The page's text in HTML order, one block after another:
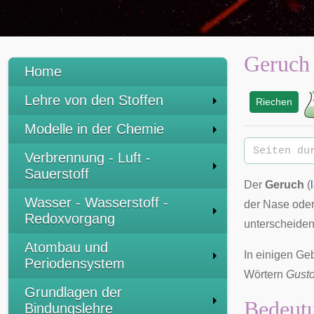
Home
Lehre von den Stoffen
Modelle in der Chemie
Verbrennung - Luft -
Sauerstoff
Wasser - Wasserstoff -
Redoxvorgang
Atombau und
Periodensystem
Grundlagen der
Bindungslehre
Geruch
Riechen
Der Geruch (
der Nase
In einigen
Wörtern